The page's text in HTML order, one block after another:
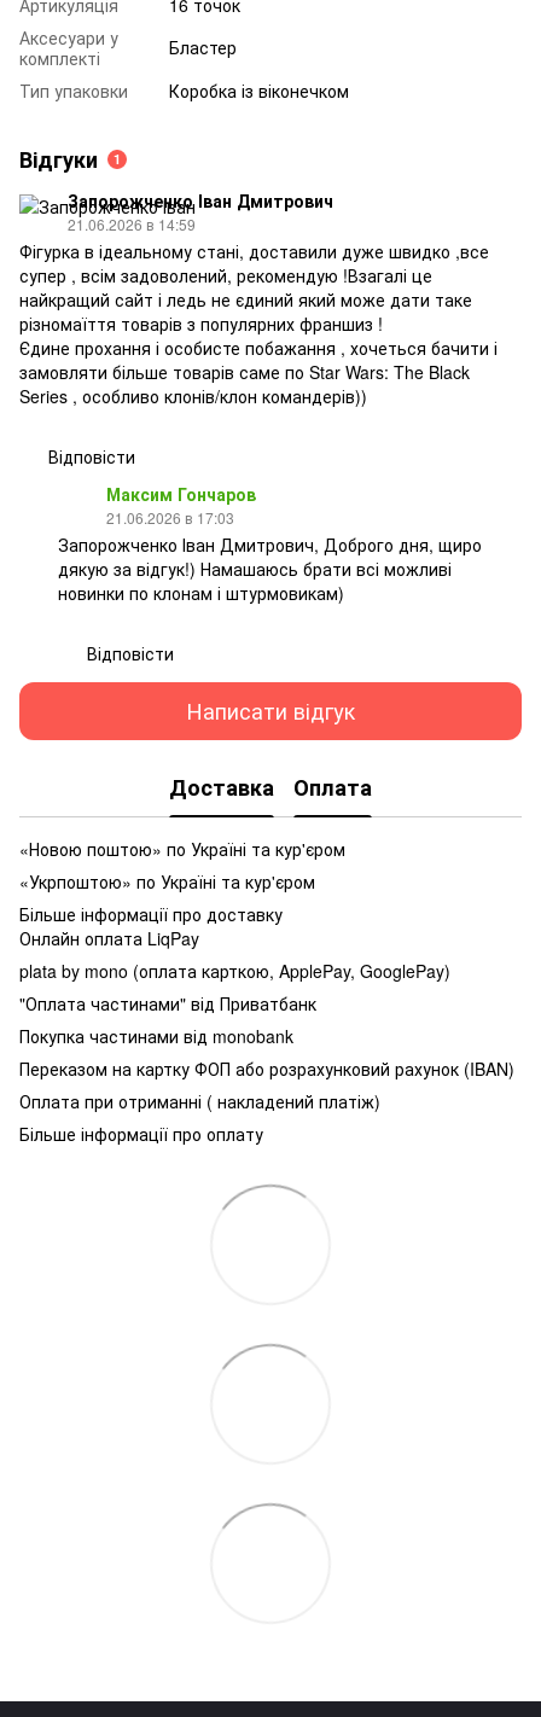
Аксесуари у
комплекті
Бластер
Тип упаковки
Коробка із віконечком
Відгуки 1
Запорожченко Іван Дмитрович
21.06.2026 в 14:59
Фігурка в ідеальному стані, доставили дуже швидко ,все
супер , всім задоволений, рекомендую !Взагалі це
найкращий сайт і ледь не єдиний який може дати таке
різномаїття товарів з популярних франшиз !
Єдине прохання і особисте побажання , хочеться бачити і
замовляти більше товарів саме по Star Wars: The Black
Series , особливо клонів/клон командерів))
Відповісти
Максим Гончаров
21.06.2026 в 17:03
Запорожченко Іван Дмитрович, Доброго дня, щиро
дякую за відгук!) Намашаюсь брати всі можливі
новинки по клонам і штурмовикам)
Відповісти
Написати відгук
Доставка Оплата
«Новою поштою» по Україні та кур'єром
«Укрпоштою» по Україні та кур'єром
Більше інформації про доставку
Онлайн оплата LiqPay
plata by mono (оплата карткою, ApplePay, GooglePay)
"Оплата частинами" від Приватбанк
Покупка частинами від monobank
Переказом на картку ФОП або розрахунковий рахунок (IBAN)
Оплата при отриманні ( накладений платіж)
Більше інформації про оплату